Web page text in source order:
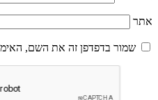
אתר
שמור בדפדפן זה את השם,